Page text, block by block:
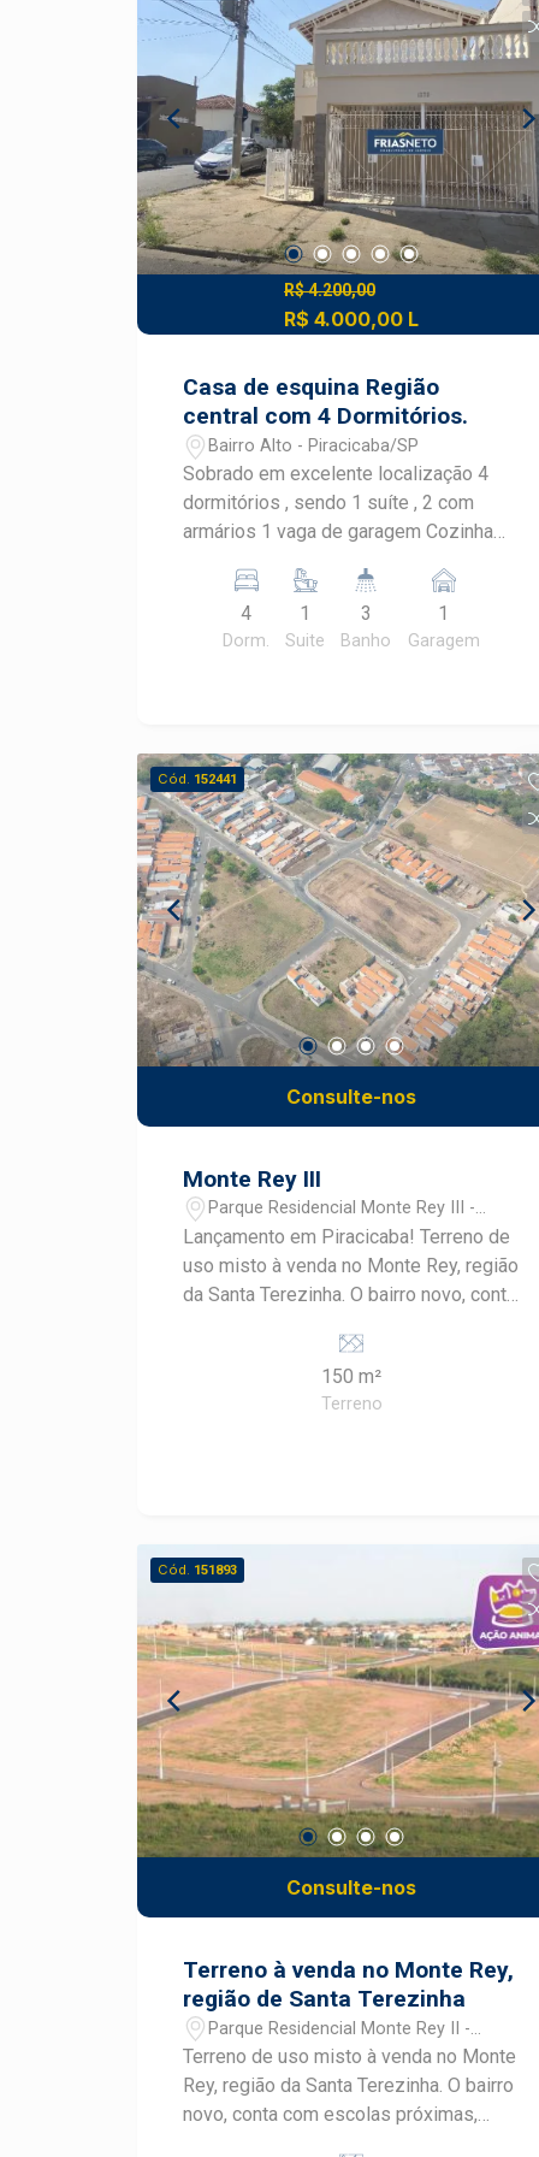
espaço para closet e acesso à varanda.
R$ 4.200,00
R$ 4.000,00 L
Casa de esquina Região
central com 4 Dormitórios.
Bairro Alto - Piracicaba/SP
Sobrado em excelente localização 4
dormitórios , sendo 1 suíte , 2 com
armários 1 vaga de garagem Cozinha
4
Dorm.
1
Suite
3
Banho
1
Garagem
Cód. 152441
Consulte-nos
Monte Rey III
Parque Residencial Monte Rey III -
Piracicaba/SP
Lançamento em Piracicaba! Terreno de
uso misto à venda no Monte Rey, região
da Santa Terezinha. O bairro novo, conta
linha de ônibus e potencial para novos
comércios. A venda pode ser feita com
financiamento para casa e construção.
150 m²
Terreno
Cód. 151893
Consulte-nos
Terreno à venda no Monte Rey,
região de Santa Terezinha
Parque Residencial Monte Rey II -
Piracicaba/SP
Terreno de uso misto à venda no Monte
Rey, região da Santa Terezinha. O bairro
novo, conta com escolas próximas,